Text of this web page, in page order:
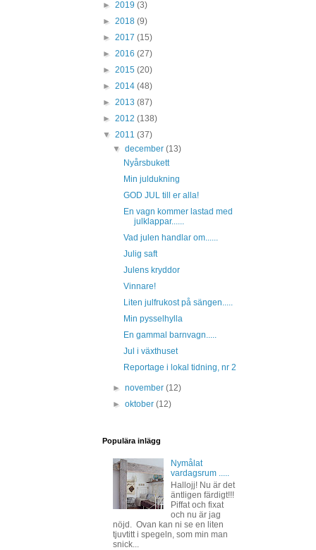
► 2019 (3)
► 2018 (9)
► 2017 (15)
► 2016 (27)
► 2015 (20)
► 2014 (48)
► 2013 (87)
► 2012 (138)
▼ 2011 (37)
▼december(13)
Nyårsbukett
Min juldukning
GOD JUL till er alla!
En vagn kommer lastad med
julklappar......
Vad julen handlar om......
Julig saft
Julens kryddor
Vinnare!
Liten julfrukost på sängen.....
Min pysselhylla
En gammal barnvagn.....
Jul i växthuset
Reportage i lokal tidning, nr 2
►november(12)
►oktober(12)
Populära inlägg
Nymålat
vardagsrum .....
Hallojj! Nu är det
äntligen färdigt!!!
Piffat och fixat
och nu är jag
nöjd. Ovan kan ni se en liten
tjuvtitt i spegeln, som min man
snick...